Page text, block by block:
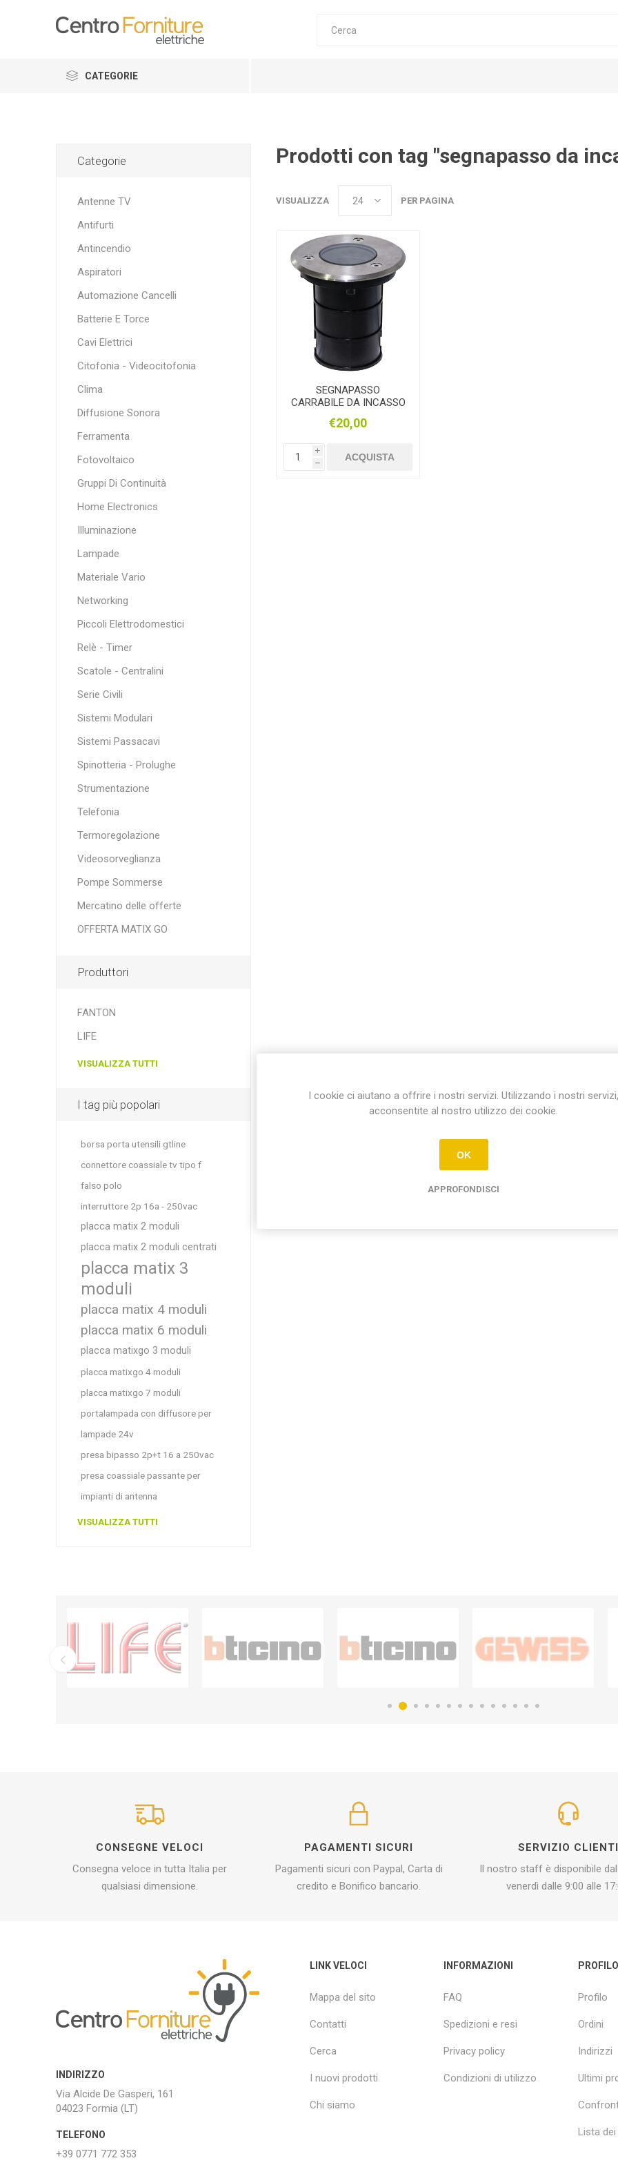
CATEGORIE
Prodotti con tag "segnapasso da
VISUALIZZA PER PAGINA
SEGNAPASSO
CARRABILE DA INCASSO
GU10 120X140MM
€20,00
i
h
ACQUISTA
Categorie
Antenne TV
Antifurti
Antincendio
Aspiratori
Automazione Cancelli
Batterie E Torce
Cavi Elettrici
Citofonia - Videocitofonia
Clima
Diffusione Sonora
Ferramenta
Fotovoltaico
Gruppi Di Continuità
Home Electronics
Illuminazione
Lampade
Materiale Vario
Networking
Piccoli Elettrodomestici
Relè - Timer
Scatole - Centralini
Serie Civili
Sistemi Modulari
Sistemi Passacavi
Spinotteria - Prolughe
Strumentazione
Telefonia
Termoregolazione
Videosorveglianza
Pompe Sommerse
Mercatino delle offerte
OFFERTA MATIX GO
Produttori
FANTON
LIFE
VISUALIZZA TUTTI
I tag più popolari
borsa porta utensili gtline
connettore coassiale tv tipo f
falso polo
interruttore 2p 16a - 250vac
placca matix 2 moduli
placca matix 2 moduli centrati
placca matix 3
moduli
placca matix 4 moduli
placca matix 6 moduli
placca matixgo 3 moduli
placca matixgo 4 moduli
placca matixgo 7 moduli
portalampada con diffusore per
lampade 24v
presa bipasso 2p+t 16 a 250vac
presa coassiale passante per
impianti di antenna
VISUALIZZA TUTTI
CONSEGNE VELOCI
Consegna veloce in tutta Italia per
qualsiasi dimensione.
PAGAMENTI SICURI
Pagamenti sicuri con Paypal, Carta di
credito e Bonifico bancario.
SERVIZIO CLIENTI
Il nostro staff è disponibile
venerdì dalle 9:00 alle
INDIRIZZO
Via Alcide De Gasperi, 161
04023 Formia (LT)
TELEFONO
+39 0771 772 353
LINK VELOCI
Mappa del sito
Contatti
Cerca
I nuovi prodotti
Chi siamo
INFORMAZIONI
FAQ
Spedizioni e resi
Privacy policy
Condizioni di utilizzo
PROFILO
Profilo
Ordini
Indirizzi
Ultimi
Lista
I cookie ci aiutano a offrire i nostri servizi. Utilizzando i nostri servizi,
acconsentite al nostro utilizzo dei cookie.
OK
APPROFONDISCI